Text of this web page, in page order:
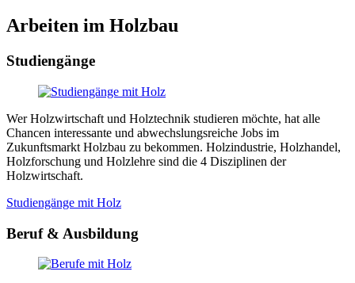
Arbeiten im Holzbau
Studiengänge
Wer Holzwirtschaft und Holztechnik studieren möchte, hat alle
Chancen interessante und abwechslungsreiche Jobs im
Zukunftsmarkt Holzbau zu bekommen. Holzindustrie, Holzhandel,
Holzforschung und Holzlehre sind die 4 Disziplinen der
Holzwirtschaft.
Studiengänge mit Holz
Beruf & Ausbildung